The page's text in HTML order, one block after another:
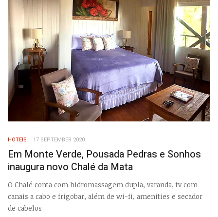
HOTEIS 17 SEPTEMBER 2020
Em Monte Verde, Pousada Pedras e Sonhos
inaugura novo Chalé da Mata
O Chalé conta com hidromassagem dupla, varanda, tv com
canais a cabo e frigobar, além de wi-fi, amenities e secador
de cabelos